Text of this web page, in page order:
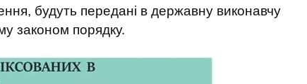
будуть передані в державну виконавчу
законом порядку.